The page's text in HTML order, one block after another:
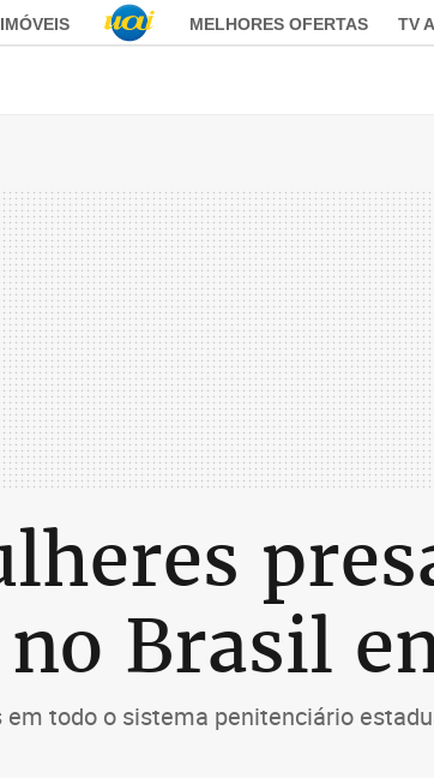
IMÓVEIS MELHORES OFERTAS TV
Brasil
todo o sistema penitenciário